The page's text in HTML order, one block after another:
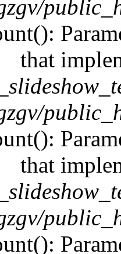
that
that